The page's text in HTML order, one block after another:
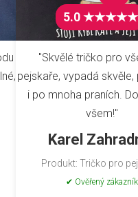
5.0 ★★★★★
"Skvělé tričko pro
pejskaře, vypadá
i po mnoha praních.
všem!"
Karel
Produkt: Tričko pro
✔ Ověřený zákazník